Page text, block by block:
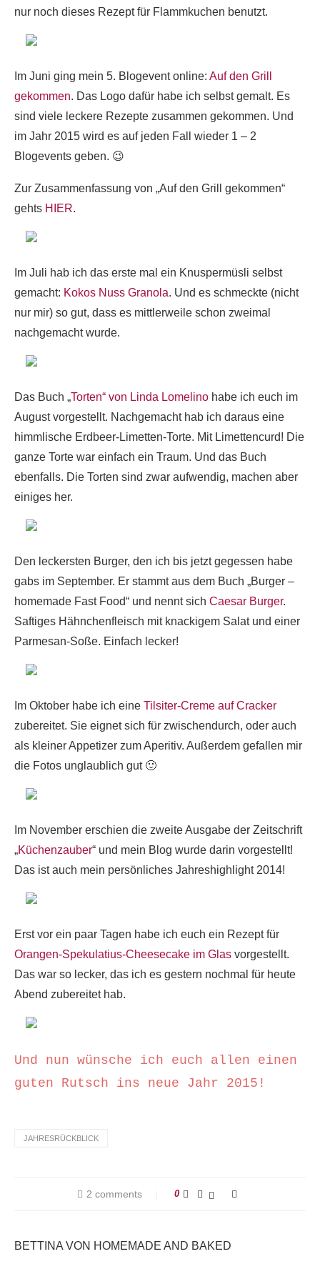
nur noch dieses Rezept für Flammkuchen benutzt.
Im Juni ging mein 5. Blogevent online: Auf den Grill
gekommen. Das Logo dafür habe ich selbst gemalt. Es
sind viele leckere Rezepte zusammen gekommen. Und
im Jahr 2015 wird es auf jeden Fall wieder 1 – 2
Blogevents geben. 😉
Zur Zusammenfassung von „Auf den Grill gekommen“
gehts HIER.
Im Juli hab ich das erste mal ein Knuspermüsli selbst
gemacht: Kokos Nuss Granola. Und es schmeckte (nicht
nur mir) so gut, dass es mittlerweile schon zweimal
nachgemacht wurde.
Das Buch „Torten“ von Linda Lomelino habe ich euch im
August vorgestellt. Nachgemacht hab ich daraus eine
himmlische Erdbeer-Limetten-Torte. Mit Limettencurd! Die
ganze Torte war einfach ein Traum. Und das Buch
ebenfalls. Die Torten sind zwar aufwendig, machen aber
einiges her.
Den leckersten Burger, den ich bis jetzt gegessen habe
gabs im September. Er stammt aus dem Buch „Burger –
homemade Fast Food“ und nennt sich Caesar Burger.
Saftiges Hähnchenfleisch mit knackigem Salat und einer
Parmesan-Soße. Einfach lecker!
Im Oktober habe ich eine Tilsiter-Creme auf Cracker
zubereitet. Sie eignet sich für zwischendurch, oder auch
als kleiner Appetizer zum Aperitiv. Außerdem gefallen mir
die Fotos unglaublich gut 🙂
Im November erschien die zweite Ausgabe der Zeitschrift
„Küchenzauber“ und mein Blog wurde darin vorgestellt!
Das ist auch mein persönliches Jahreshighlight 2014!
Erst vor ein paar Tagen habe ich euch ein Rezept für
Orangen-Spekulatius-Cheesecake im Glas vorgestellt.
Das war so lecker, das ich es gestern nochmal für heute
Abend zubereitet hab.
Und nun wünsche ich euch allen einen
guten Rutsch ins neue Jahr 2015!
JAHRESRÜCKBLICK
2 comments 0
BETTINA VON HOMEMADE AND BAKED